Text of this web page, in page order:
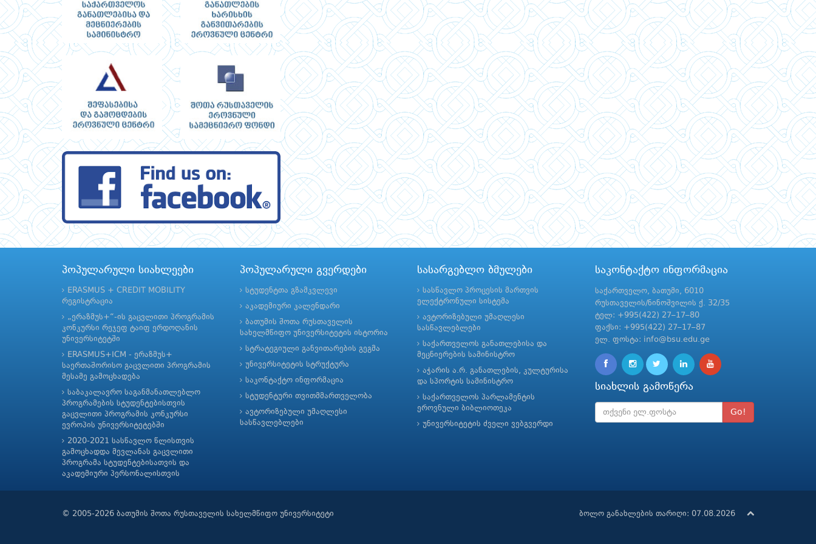
პოპულარული სიახლეები
ERASMUS + CREDIT MOBILITY
რეგისტრაცია
„ერაზმუს+“-ის გაცვლითი პროგრამის
კონკურსი რეჯეფ ტაიფ ერდოღანის
უნივერსიტეტში
ERASMUS+ICM - ერაზმუს+
საერთაშორისო გაცვლითი პროგრამის
მესამე გამოცხადება
საბაკალავრო საგანმანათლებლო
პროგრამების სტუდენტებისთვის
გაცვლითი პროგრამის კონკურსი
ევროპის უნივერსიტეტებში
2020-2021 სასწავლო წლისთვის
გამოცხადდა მევლანას გაცვლითი
პროგრამა სტუდენტებისათვის და
აკადემიური პერსონალისთვის
პოპულარული გვერდები
სტუდენტთა გზამკვლევი
აკადემიური კალენდარი
ბათუმის შოთა რუსთაველის
სახელმწიფო უნივერსიტეტის ისტორია
სტრატეგიული განვითარების გეგმა
უნივერსიტეტის სტრუქტურა
საკონტაქტო ინფორმაცია
სტუდენტური თვითმმართველობა
ავტორიზებული უმაღლესი
სასწავლებლები
სასარგებლო ბმულები
სასწავლო პროცესის მართვის
ელექტრონული სისტემა
ავტორიზებული უმაღლესი
სასწავლებლები
საქართველოს განათლებისა და
მეცნიერების სამინისტრო
აჭარის ა.რ. განათლების, კულტურისა
და სპორტის სამინისტრო
საქართველოს პარლამენტის
ეროვნული ბიბლიოთეკა
უნივერსიტეტის ძველი ვებგვერდი
საკონტაქტო ინფორმაცია
საქართველო, ბათუმი, 6010
რუსთაველის/ნინოშვილის ქ. 32/35
ტელ: +995(422) 27–17–80
ფაქსი: +995(422) 27–17–87
ელ. ფოსტა: info@bsu.edu.ge
სიახლის გამოწერა
Go!
© 2005-2026 ბათუმის შოთა რუსთაველის სახელმწიფო უნივერსიტეტი ბოლო განახლების თარიღი: 07.08.2026